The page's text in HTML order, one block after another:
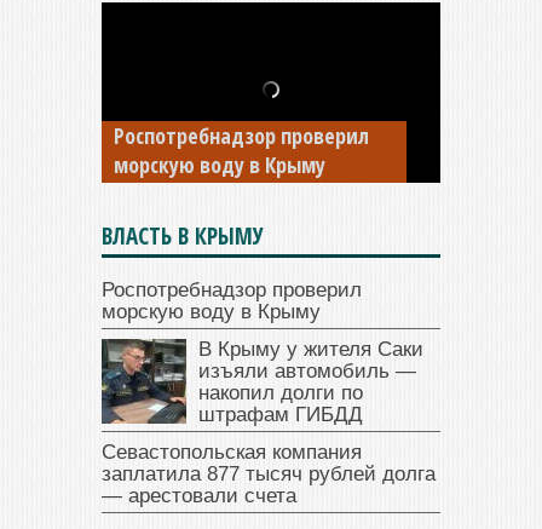
Роспотребнадзор проверил
морскую воду в Крыму
В Крыму у жителя Саки
изъяли автомобиль —
накопил долги по штрафам
ГИБДД
ВЛАСТЬ В КРЫМУ
Роспотребнадзор проверил
морскую воду в Крыму
В Крыму у жителя Саки
изъяли автомобиль —
накопил долги по
штрафам ГИБДД
Севастопольская компания
заплатила 877 тысяч рублей долга
— арестовали счета